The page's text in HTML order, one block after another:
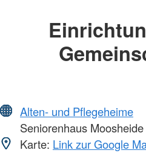
Alten- und Pflegeheime
Seniorenhaus Moosheide
Karte: Link zur Google